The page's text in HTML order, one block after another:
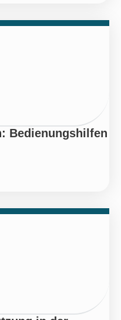
Bedienungshilfen